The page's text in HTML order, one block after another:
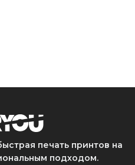
печать принтов на
подходом.